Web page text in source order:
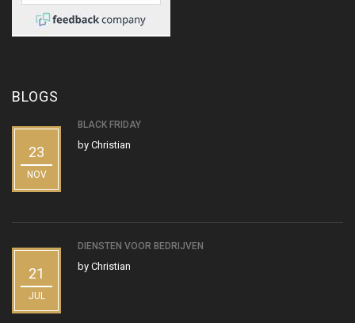
BLOGS
23
NOV
BLACK FRIDAY
by Christian
21
JUL
DIENSTEN VOOR BEDRIJVEN
by Christian